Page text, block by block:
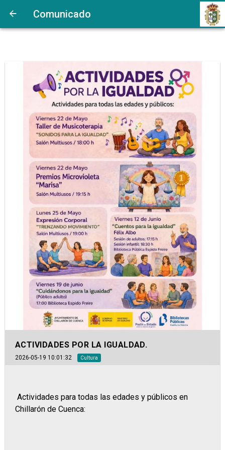
Comunicado
ACTIVIDADES POR LA IGUALDAD.
2026-05-19 10:01:32 Cultura
Actividades para todas las edades y públicos en
Chillarón de Cuenca: